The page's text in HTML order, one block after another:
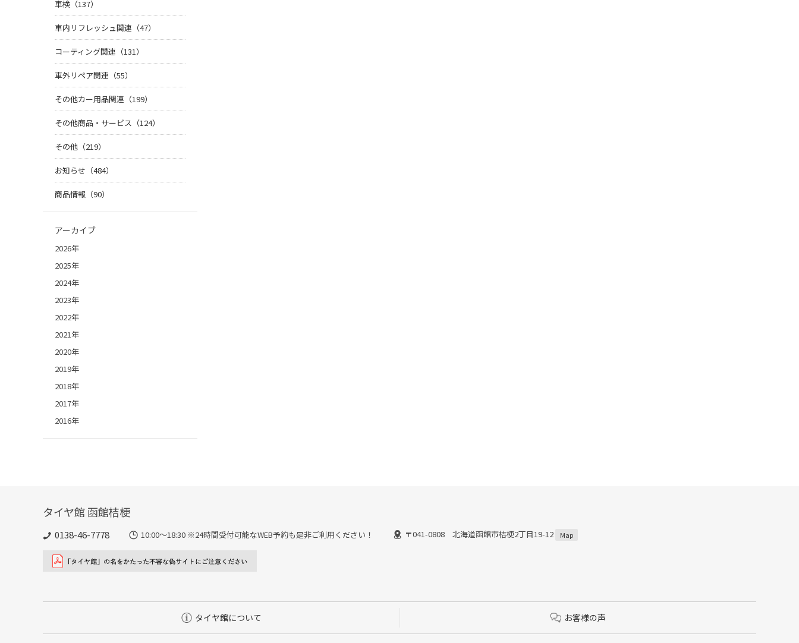
車検（137）
車内リフレッシュ関連（47）
コーティング関連（131）
車外リペア関連（55）
その他カー用品関連（199）
その他商品・サービス（124）
その他（219）
お知らせ（484）
商品情報（90）
アーカイブ
2026年
2025年
2024年
2023年
2022年
2021年
2020年
2019年
2018年
2017年
2016年
タイヤ館 函館桔梗
0138-46-7778 10:00～18:30 ※24時間受付可能なWEB予約も是非ご利用ください！ 〒041-0808 北海道函館市桔梗2丁目19-12 Map
タイヤ館について お客様の声